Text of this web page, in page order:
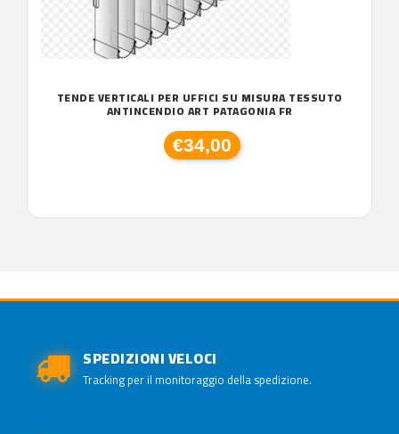
TENDE VERTICALI PER UFFICI SU MISURA TESSUTO
ANTINCENDIO ART PATAGONIA FR
€34,00
SPEDIZIONI VELOCI
Tracking per il monitoraggio della spedizione.